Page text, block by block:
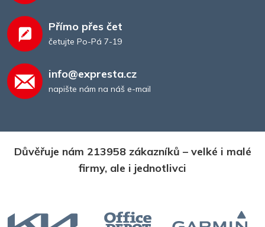
Přímo přes čet
četujte Po-Pá 7-19
info@expresta.cz
napište nám na náš e-mail
Důvěřuje nám 213958 zákazníků – velké i malé
firmy, ale i jednotlivci